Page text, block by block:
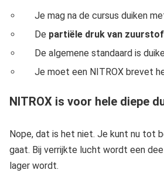
Je mag na de cursus duiken
De partiële druk van
De algemene standaard is
Je moet een NITROX brevet
NITROX is voor hele diepe
Nope, dat is het niet. Je kunt nu tot
gaat. Bij verrijkte lucht wordt een
lager wordt.